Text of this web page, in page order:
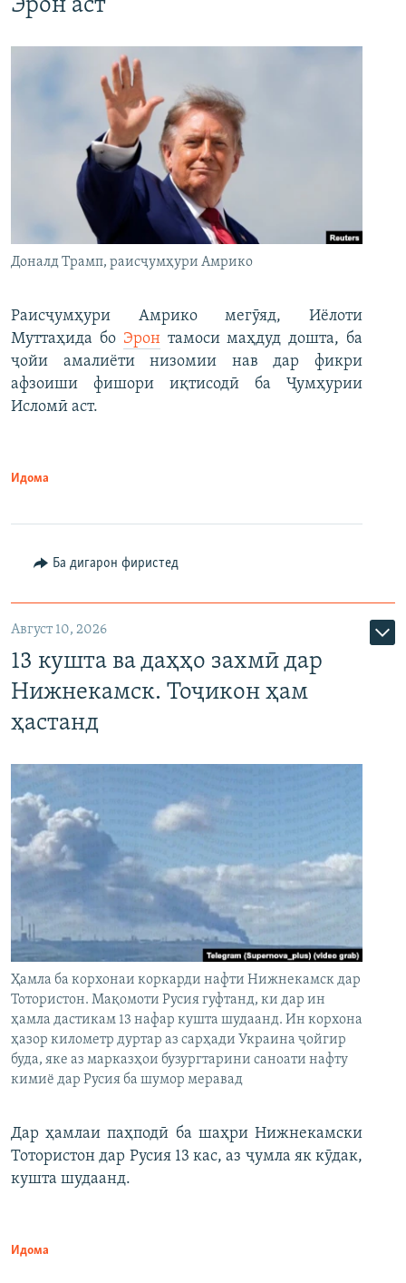
Эрон аст
Доналд Трамп, раисҷумҳури Амрико
Раисҷумҳури Амрико мегӯяд, Иёлоти
Муттаҳида бо Эронтамоси маҳдуд дошта, ба
ҷойи амалиёти низомии нав дар фикри
афзоиши фишори иқтисодӣ ба Ҷумҳурии
Исломӣ аст.
Идома
Ба дигарон фиристед
Август 10, 2026
13 кушта ва даҳҳо захмӣ дар
Нижнекамск. Тоҷикон ҳам
ҳастанд
Ҳамла ба корхонаи коркарди нафти Нижнекамск дар
Тотористон. Мақомоти Русия гуфтанд, ки дар ин
ҳамла дастикам 13 нафар кушта шудаанд. Ин корхона
ҳазор километр дуртар аз сарҳади Украина ҷойгир
буда, яке аз марказҳои бузургтарини саноати нафту
кимиё дар Русия ба шумор меравад
Дар ҳамлаи паҳподӣ ба шаҳри Нижнекамски
Тотористон дар Русия 13 кас, аз ҷумла як кӯдак,
кушта шудаанд.
Идома